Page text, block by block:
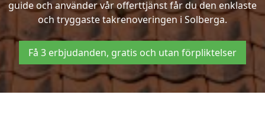
guide och använder vår offerttjänst får du den enklaste
och tryggaste takrenoveringen i Solberga.
Få 3 erbjudanden, gratis och utan förpliktelser